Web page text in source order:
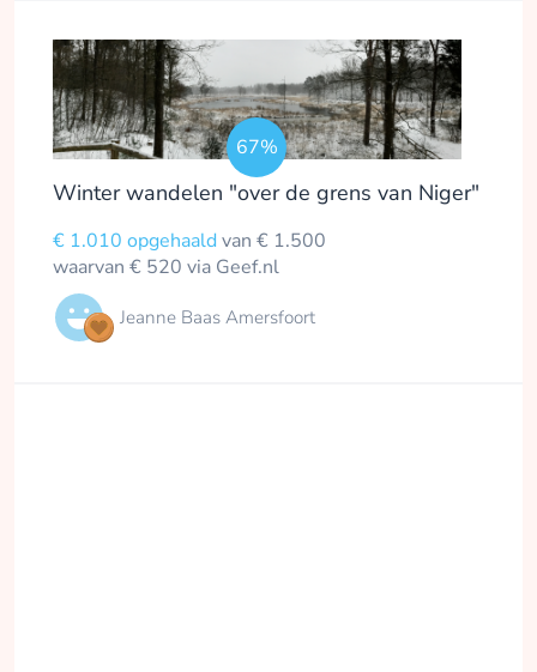
67%
Winter wandelen "over de grens van Niger"
€ 1.010 opgehaaldvan € 1.500
waarvan € 520 via Geef.nl
Jeanne Baas Amersfoort